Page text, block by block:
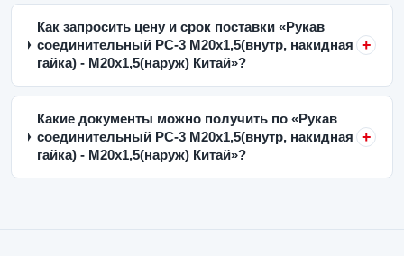
Как запросить цену и срок поставки «Рукав
соединительный РС-3 M20x1,5(внутр, накидная
гайка) - M20x1,5(наруж) Китай»?
Какие документы можно получить по «Рукав
соединительный РС-3 M20x1,5(внутр, накидная
гайка) - M20x1,5(наруж) Китай»?